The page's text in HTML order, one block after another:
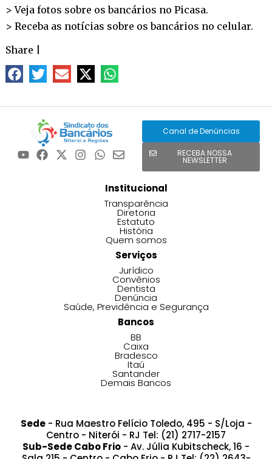
> Veja fotos sobre os bancários no Picasa.
> Receba as notícias sobre os bancários no celular.
Share
Canal de Denúncias
RECEBA NOSSA
NEWSLETTER
Institucional
Transparência
Diretoria
Estatuto
História
Quem somos
Serviços
Jurídico
Convênios
Dentista
Denúncia
Saúde, Previdência e Segurança
Bancos
BB
Caixa
Bradesco
Itaú
Santander
Demais Bancos
Sede- Rua Maestro Felício Toledo, 495 - S/Loja -
Centro - Niterói - RJ Tel: (21) 2717-2157
Sub-Sede Cabo Frio - Av. Júlia Kubitscheck, 16 -